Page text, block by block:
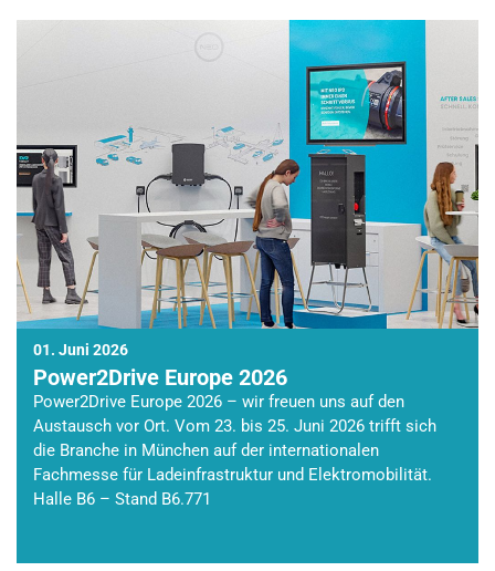
01. Juni 2026
Power2Drive Europe 2026
Power2Drive Europe 2026 – wir freuen uns auf den
Austausch vor Ort. Vom 23. bis 25. Juni 2026 trifft sich
die Branche in München auf der internationalen
Fachmesse für Ladeinfrastruktur und Elektromobilität.
Halle B6 – Stand B6.771